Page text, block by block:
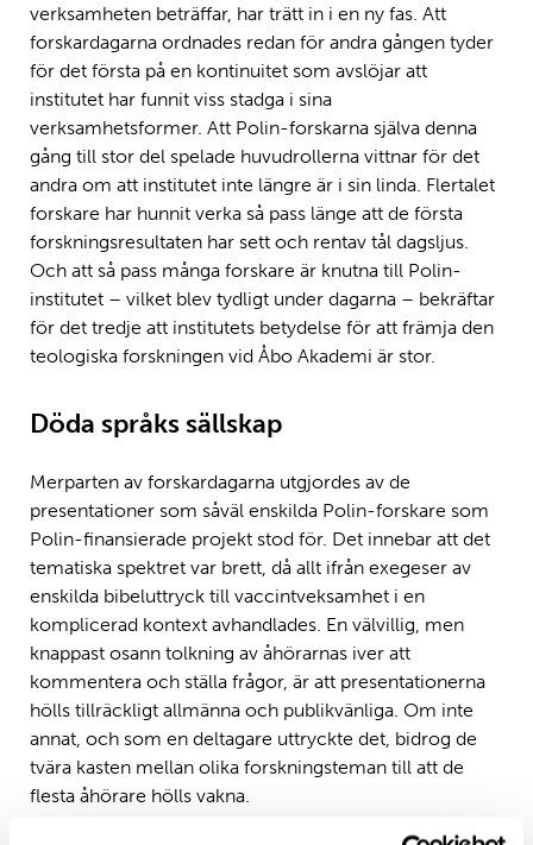
verksamheten beträffar, har trätt in i en ny fas. Att
forskardagarna ordnades redan för andra gången tyder
för det första på en kontinuitet som avslöjar att
institutet har funnit viss stadga i sina
verksamhetsformer. Att Polin-forskarna själva denna
gång till stor del spelade huvudrollerna vittnar för det
andra om att institutet inte längre är i sin linda. Flertalet
forskare har hunnit verka så pass länge att de första
forskningsresultaten har sett och rentav tål dagsljus.
Och att så pass många forskare är knutna till Polin-
institutet – vilket blev tydligt under dagarna – bekräftar
för det tredje att institutets betydelse för att främja den
teologiska forskningen vid Åbo Akademi är stor.
Döda språks sällskap
Merparten av forskardagarna utgjordes av de
presentationer som såväl enskilda Polin-forskare som
Polin-finansierade projekt stod för. Det innebar att det
tematiska spektret var brett, då allt ifrån exegeser av
enskilda bibeluttryck till vaccintveksamhet i en
komplicerad kontext avhandlades. En välvillig, men
knappast osann tolkning av åhörarnas iver att
kommentera och ställa frågor, är att presentationerna
hölls tillräckligt allmänna och publikvänliga. Om inte
annat, och som en deltagare uttryckte det, bidrog de
tvära kasten mellan olika forskningsteman till att de
flesta åhörare hölls vakna.